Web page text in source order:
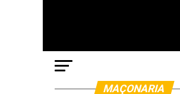
MAÇONARIA